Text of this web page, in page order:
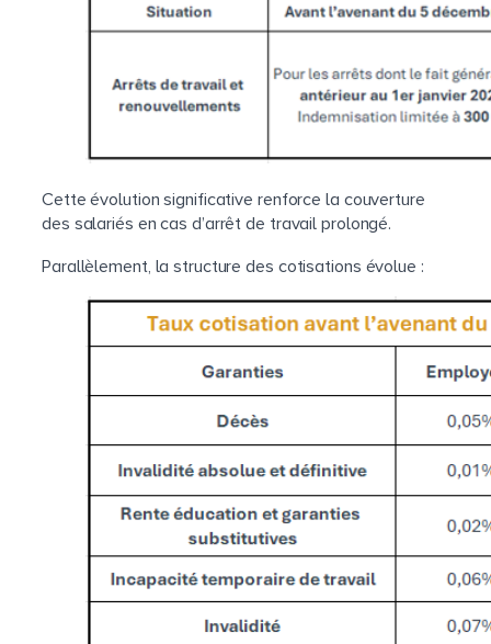
Cette évolution significative renforce la couverture
des salariés en cas d’arrêt de travail prolongé.
Parallèlement, la structure des cotisations évolue :